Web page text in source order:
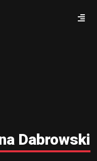
Dabrowski